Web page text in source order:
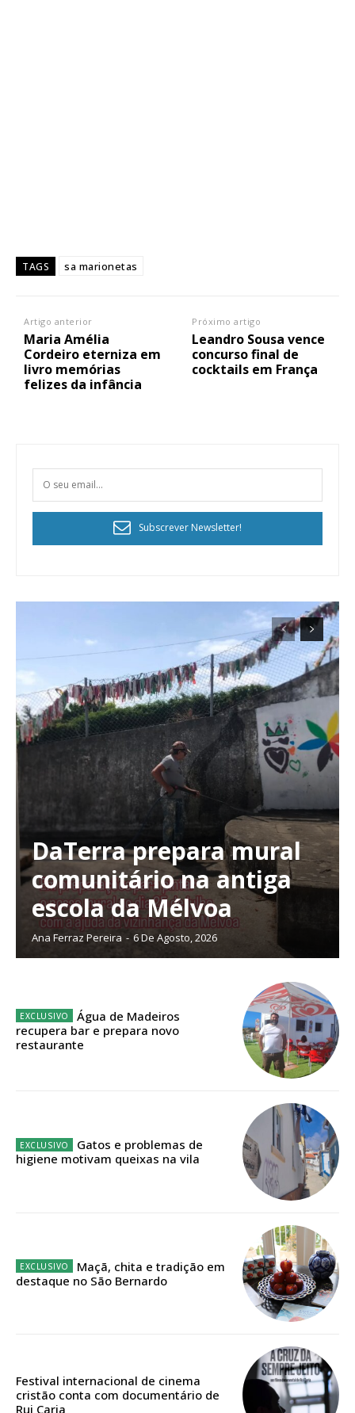
Planos de Assinatura
Faça-se assinante do Região de Cister e ajude-nos a manter este serviço
Sendo assinante terá acesso a todos os conteúdos exclusivos e versões
Escolha o plano de assinatura desejado:
32€
Edição em papel entregue à Quinta-feira em sua
casa
TAGS sa marionetas
Artigo anterior
Maria Amélia
Cordeiro eterniza em
livro memórias
felizes da infância
Próximo artigo
Leandro Sousa vence
concurso final de
cocktails em França
Subscrever Newsletter!
DaTerra prepara mural
comunitário na antiga
escola da Mélvoa
Ana Ferraz Pereira - 6 De Agosto, 2026
Água de Madeiros
recupera bar e prepara novo
restaurante
Gatos e problemas de
higiene motivam queixas na vila
Maçã, chita e tradição em
destaque no São Bernardo
Festival internacional de cinema
cristão conta com documentário de
Rui Caria